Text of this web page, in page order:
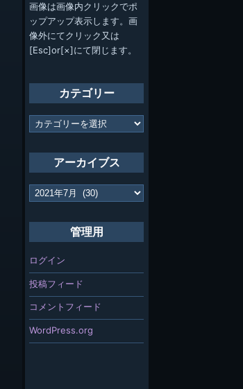
画像は画像内クリックでポ
ップアップ表示します。画
像外にてクリック又は
[Esc]or[×]にて閉じます。
カテゴリー
カ
テ
アーカイブス
ア
ー
管理用
ログイン
投稿フィード
コメントフィード
WordPress.org